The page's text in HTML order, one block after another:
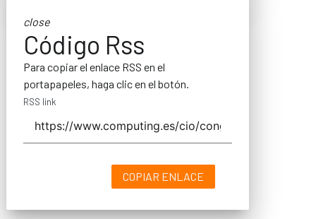
close
Código Rss
Para copiar el enlace RSS en el
portapapeles, haga clic en el botón.
RSS link
COPIAR ENLACE